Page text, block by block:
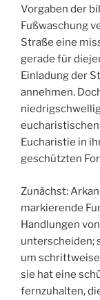
Vorgaben der
Fußwaschung
Straße eine
gerade für
Einladung der
annehmen.
Eucharistie in
geschützten
Zunächst:
markierende
Handlungen
unterscheiden;
um
sie hat eine
fernzuhalten,